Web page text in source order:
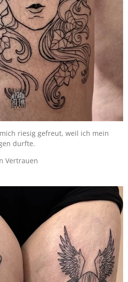
riesig gefreut, weil ich mein
durfte.
Vertrauen